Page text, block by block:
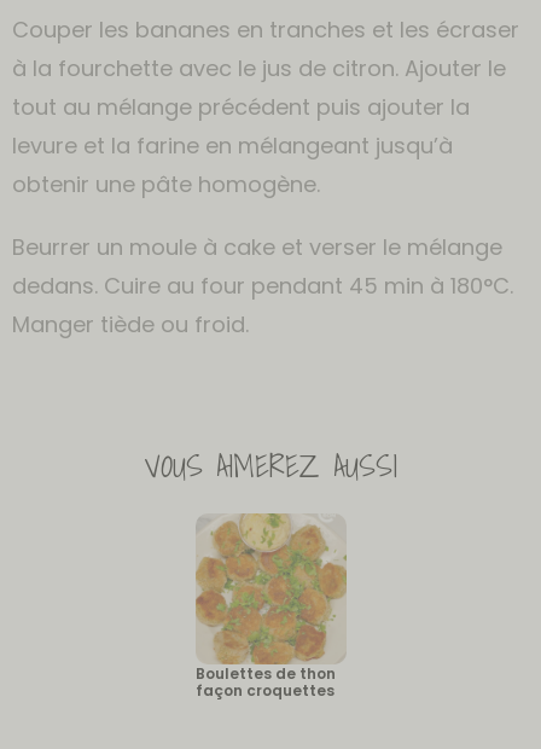
Couper les bananes en tranches et les écraser
à la fourchette avec le jus de citron. Ajouter le
tout au mélange précédent puis ajouter la
levure et la farine en mélangeant jusqu’à
obtenir une pâte homogène.
Beurrer un moule à cake et verser le mélange
dedans. Cuire au four pendant 45 min à 180°C.
Manger tiède ou froid.
VOUS AIMEREZ AUSSI
Boulettes de thon
façon croquettes